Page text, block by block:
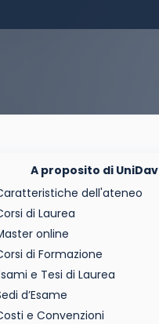
A proposito di UniDav
dell'ateneo
di Laurea
online
di Formazione
e Tesi di Laurea
d’Esame
e Convenzioni